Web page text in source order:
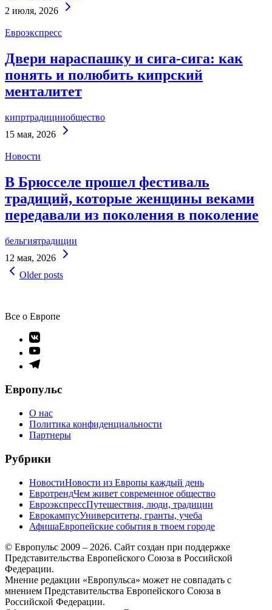
2 июля, 2026
Евроэкспресс
Двери нараспашку и сига-сига: как
понять и полюбить кипрский
менталитет
кипртрадицииобщество
15 мая, 2026
Новости
В Брюсселе прошел фестиваль
традиций, которые женщины веками
передавали из поколения в поколение
бельгиятрадиции
12 мая, 2026
Навигация
Older posts
Все о Европе
Элемент
меню
Элемент
меню
Элемент
Европульс
О нас
Политика конфиденциальности
Партнеры
Рубрики
НовостиНовости из Европы каждый день
ЕвротрендЧем живет современное общество
ЕвроэкспрессПутешествия, люди, традиции
ЕврокампусУниверситеты, гранты, учеба
АфишаЕвропейские события в твоем городе
© Европульс 2009 – 2026. Сайт создан при поддержке
Представительства Европейского Союза в Российской
Федерации.
Мнение редакции «Европульса» может не совпадать с
мнением Представительства Европейского Союза в
Российской Федерации.